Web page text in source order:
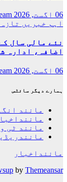
06 اگست, 2026
اہم خبریں
اضافہ، ادارہ
06 اگست, 2026
ہمارے دیگر سائٹس
مانند
مانند ٹی
ماننداخبار
by Themeansar